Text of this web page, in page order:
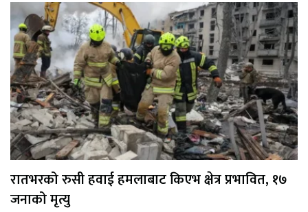
रातभरको रुसी हवाई हमलाबाट किएभ क्षेत्र प्रभावित, १७
जनाको मृत्यु